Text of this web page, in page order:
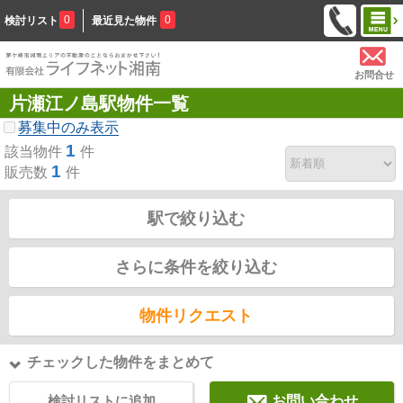
検討リスト 0 最近見た物件 0
お問合せ
片瀬江ノ島駅物件一覧
募集中のみ表示
該当物件 1 件
販売数 1 件
駅で絞り込む
さらに条件を絞り込む
物件リクエスト
チェックした物件をまとめて